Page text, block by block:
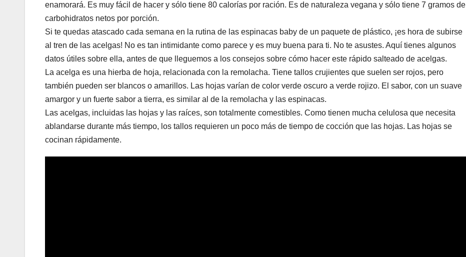
enamorará. Es muy fácil de hacer y sólo tiene 80 calorías por ración. Es de naturaleza vegana y sólo tiene 7 gramos de
carbohidratos netos por porción.
Si te quedas atascado cada semana en la rutina de las espinacas baby de un paquete de plástico, ¡es hora de subirse
al tren de las acelgas! No es tan intimidante como parece y es muy buena para ti. No te asustes. Aquí tienes algunos
datos útiles sobre ella, antes de que lleguemos a los consejos sobre cómo hacer este rápido salteado de acelgas.
La acelga es una hierba de hoja, relacionada con la remolacha. Tiene tallos crujientes que suelen ser rojos, pero
también pueden ser blancos o amarillos. Las hojas varían de color verde oscuro a verde rojizo. El sabor, con un suave
amargor y un fuerte sabor a tierra, es similar al de la remolacha y las espinacas.
Las acelgas, incluidas las hojas y las raíces, son totalmente comestibles. Como tienen mucha celulosa que necesita
ablandarse durante más tiempo, los tallos requieren un poco más de tiempo de cocción que las hojas. Las hojas se
cocinan rápidamente.